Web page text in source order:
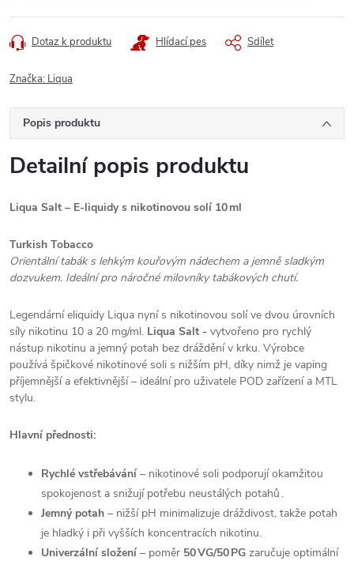
Dotaz k produktu Hlídací pes Sdílet
Značka: Liqua
Popis produktu
Detailní popis produktu
Liqua Salt – E‑liquidy s nikotinovou solí 10 ml
Turkish Tobacco
Orientální tabák s lehkým kouřovým nádechem a jemně sladkým
dozvukem. Ideální pro náročné milovníky tabákových chutí.
Legendární eliquidy Liqua nyní s nikotinovou solí ve dvou úrovních
síly nikotinu 10 a 20 mg/ml. Liqua Salt - vytvořeno pro rychlý
nástup nikotinu a jemný potah bez dráždění v krku. Výrobce
používá špičkové nikotinové soli s nižším pH, díky nimž je vaping
příjemnější a efektivnější – ideální pro uživatele POD zařízení a MTL
stylu.
Hlavní přednosti:
Rychlé vstřebávání – nikotinové soli podporují okamžitou
spokojenost a snižují potřebu neustálých potahů .
Jemný potah – nižší pH minimalizuje dráždivost, takže potah
je hladký i při vyšších koncentracích nikotinu.
Univerzální složení – poměr 50 VG/50 PG zaručuje optimální